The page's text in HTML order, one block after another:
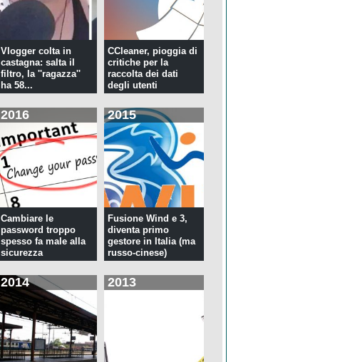
Vlogger colta in
castagna: salta il
filtro, la ''ragazza''
ha 58...
CCleaner, pioggia di
critiche per la
raccolta dei dati
degli utenti
2016
Cambiare le
password troppo
spesso fa male alla
sicurezza
2015
Fusione Wind e 3,
diventa primo
gestore in Italia (ma
russo-cinese)
2014 2013